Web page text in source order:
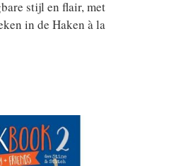
stijl en flair, met
in de Haken à la